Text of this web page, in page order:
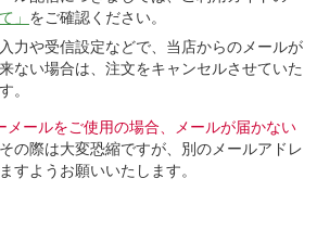
」 をご確認ください。
力や受信設定などで、当店からのメールが
ない場合は、注文をキャンセルさせていた
。
メールをご使用の場合、メールが届かない
その際は大変恐縮ですが、別のメールアドレ
すようお願いいたします。